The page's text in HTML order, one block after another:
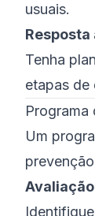
usuais.
Resposta
Tenha
etapas de
Programa
Um